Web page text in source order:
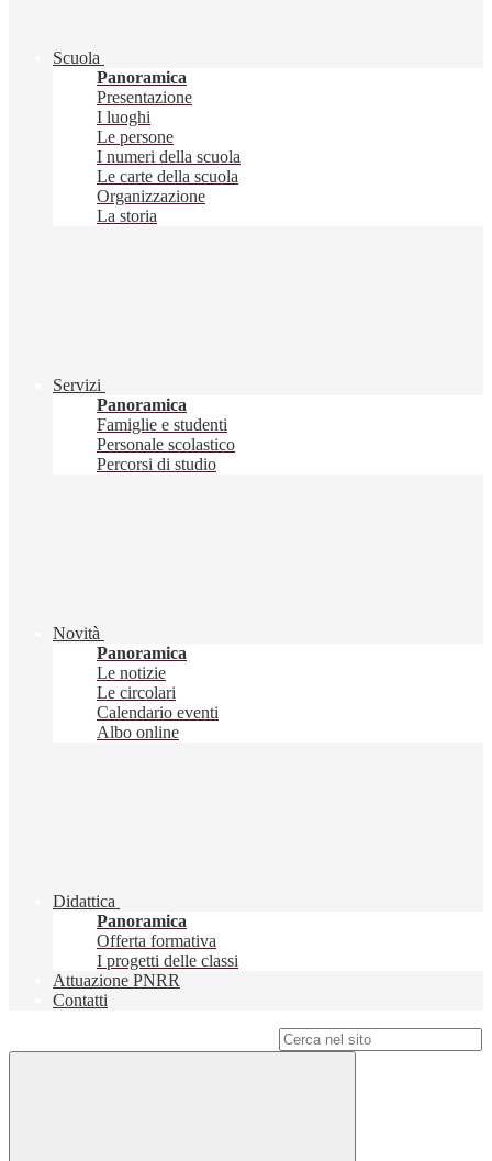
Scuola
Panoramica
Presentazione
I luoghi
Le persone
I numeri della scuola
Le carte della scuola
Organizzazione
La storia
Servizi
Panoramica
Famiglie e studenti
Personale scolastico
Percorsi di studio
Novità
Panoramica
Le notizie
Le circolari
Calendario eventi
Albo online
Didattica
Panoramica
Offerta formativa
I progetti delle classi
Attuazione PNRR
Contatti